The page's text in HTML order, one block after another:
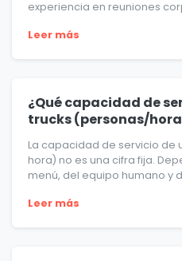
experiencia en reuniones
Leer más
¿Qué capacidad de
trucks (personas/
La capacidad de servicio de
hora) no es una cifra fija.
menú, del equipo humano y
Leer más